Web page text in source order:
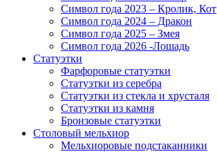
Символ года 2023 – Кролик, Кот
Символ года 2024 – Дракон
Символ года 2025 – Змея
Символ года 2026 -Лошадь
Статуэтки
Фарфоровые статуэтки
Статуэтки из серебра
Статуэтки из стекла и хрусталя
Статуэтки из камня
Бронзовые статуэтки
Столовый мельхиор
Мельхиоровые подстаканники